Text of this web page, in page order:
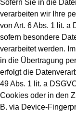
Sofern Sie in die
verarbeiten wir Ihre
von Art. 6 Abs. 1 lit. a
sofern besondere
verarbeitet werden.
in die Übertragung
erfolgt die
49 Abs. 1 lit. a
Cookies oder in den
B. via Device-